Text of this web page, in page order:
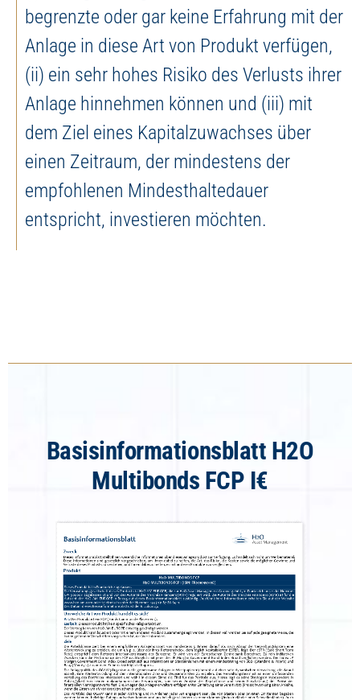
begrenzte oder gar keine Erfahrung mit der
Anlage in diese Art von Produkt verfügen,
(ii) ein sehr hohes Risiko des Verlusts ihrer
Anlage hinnehmen können und (iii) mit
dem Ziel eines Kapitalzuwachses über
einen Zeitraum, der mindestens der
empfohlenen Mindesthaltedauer
entspricht, investieren möchten.
Basisinformationsblatt H2O
Multibonds FCP I€